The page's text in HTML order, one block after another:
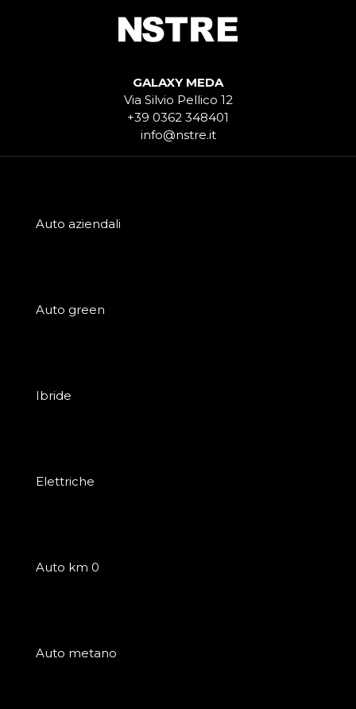
GALAXY MEDA
Via Silvio Pellico 12
+39 0362 348401
info@nstre.it
Auto aziendali
Auto green
Ibride
Elettriche
Auto km 0
Auto metano